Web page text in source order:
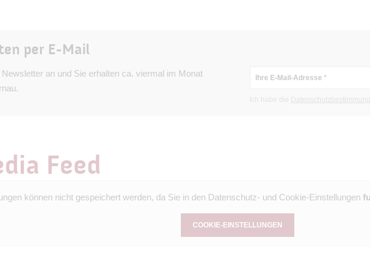
Führungen für Kitas, Schulklassen und private
nach Anmeldung möglich, gern auch mit einem
der Armbrustanlage. Öffnungszeiten: Di.-Fr.: 9-12 Uhr
Sa./So./Feiertag: 10-13 Uhr und 14-17 Uhr Der Eintritt
und Alt zur
durch die
per E-Mail
an und Sie erhalten ca. viermal im Monat
Ihre E-Mail-Adresse
Ich habe die
Feed
können nicht gespeichert werden, da Sie in den Datenschutz- und Cookie-Einstellungen
COOKIE-EINSTELLUNGEN